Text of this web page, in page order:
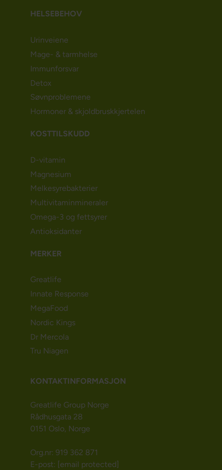
HELSEBEHOV
Urinveiene
Mage- & tarmhelse
Immunforsvar
Detox
Søvnproblemene
Hormoner & skjoldbruskkjertelen
KOSTTILSKUDD
D-vitamin
Magnesium
Melkesyrebakterier
Multivitaminmineraler
Omega-3 og fettsyrer
Antioksidanter
MERKER
Greatlife
Innate Response
MegaFood
Nordic Kings
Dr Mercola
Tru Niagen
KONTAKTINFORMASJON
Greatlife Group Norge
Rådhusgata 28
0151 Oslo, Norge
Org.nr: 919 362 871
E-post: [email protected]